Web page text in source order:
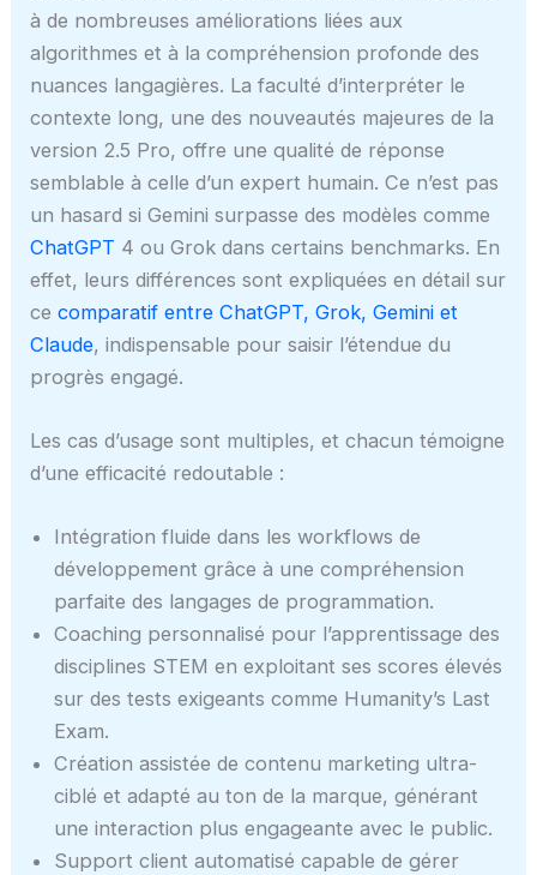
à de nombreuses améliorations liées aux
algorithmes et à la compréhension profonde des
nuances langagières. La faculté d’interpréter le
contexte long, une des nouveautés majeures de la
version 2.5 Pro, offre une qualité de réponse
semblable à celle d’un expert humain. Ce n’est pas
un hasard si Gemini surpasse des modèles comme
ChatGPT 4 ou Grok dans certains benchmarks. En
effet, leurs différences sont expliquées en détail sur
cecomparatif entre ChatGPT, Grok, Gemini et
Claude, indispensable pour saisir l’étendue du
progrès engagé.
Les cas d’usage sont multiples, et chacun témoigne
d’une efficacité redoutable :
Intégration fluide dans les workflows de
développement grâce à une compréhension
parfaite des langages de programmation.
Coaching personnalisé pour l’apprentissage des
disciplines STEM en exploitant ses scores élevés
sur des tests exigeants comme Humanity’s Last
Exam.
Création assistée de contenu marketing ultra-
ciblé et adapté au ton de la marque, générant
une interaction plus engageante avec le public.
Support client automatisé capable de gérer